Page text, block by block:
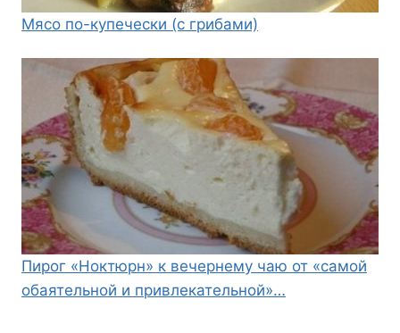
Мясо по-купечески (с грибами)
Пирог «Ноктюрн» к вечернему чаю от «самой
обаятельной и привлекательной»…